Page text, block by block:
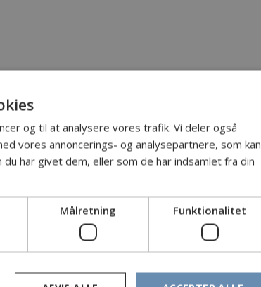
og til at analysere vores trafik. Vi deler også
vores annoncerings- og analysepartnere, som kan
har givet dem, eller som de har indsamlet fra din
Målretning Funktionalitet